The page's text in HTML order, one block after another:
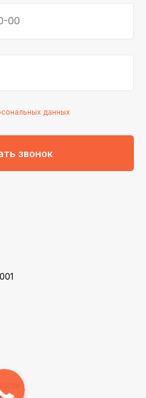
данных
звонок